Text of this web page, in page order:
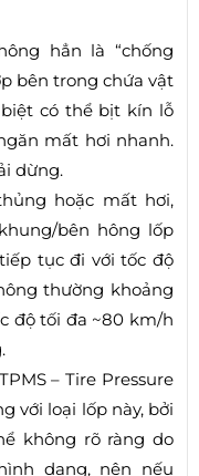
hẳn là “chống
bên trong chứa vật
có thể bịt kín lỗ
mất hơi nhanh.
dừng.
hoặc mất hơi,
bên hông lốp
tục đi với tốc độ
thường khoảng
độ tối đa ~80 km/h
– Tire Pressure
với loại lốp này, bởi
không rõ ràng do
dạng, nên nếu